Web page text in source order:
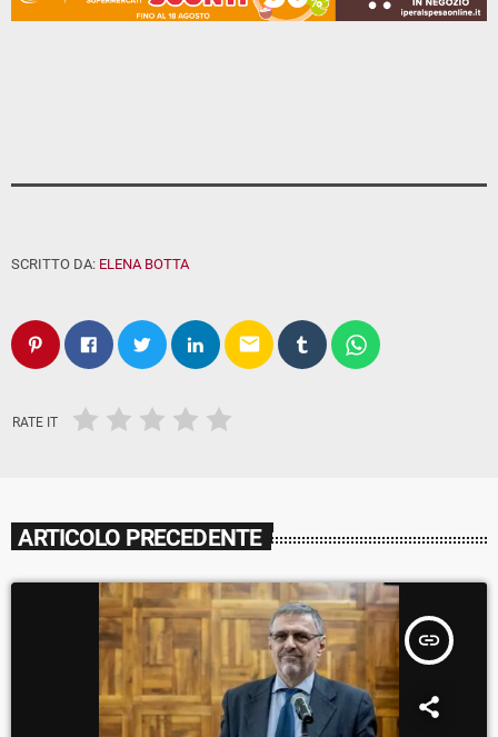
SCRITTO DA: ELENA BOTTA
email
RATE IT
ARTICOLO PRECEDENTE
insert_link